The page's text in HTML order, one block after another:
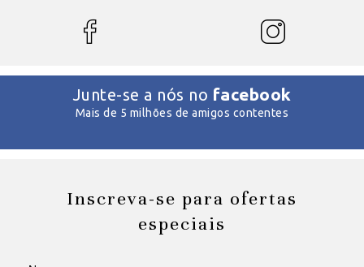
Junte-se a nós no facebook
Mais de 5 milhões de amigos contentes
Inscreva-se para ofertas
especiais